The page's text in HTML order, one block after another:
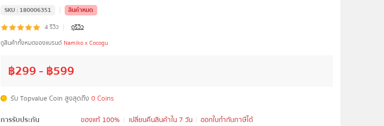
SKU : 180006351 |
สินค้าหมด
4รีวิว |
ดูรีวิว
ดูสินค้าทั้งหมดของแบรนด์ Namiko x Cocogu
฿299- ฿599
รับ Topvalue Coin สูงสุดถึง 0 Coins
การรับประกัน
ของแท้ 100% เปลี่ยนคืนสินค้าใน 7 วัน
ออกใบกำกับภาษีได้